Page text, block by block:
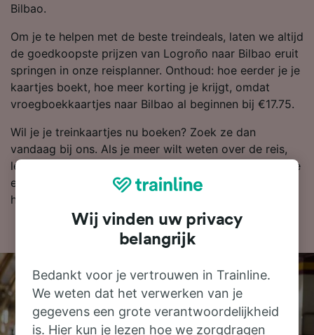
Bilbao.
Om je te helpen met de beste treindeals, laten we altijd
de goedkoopste prijzen van Logroño naar Bilbao eruit
springen in onze reisplanner. Onthoud: hoe eerder je je
kaartjes boekt, hoe meer korting je krijgt, omdat
vroegboekkaartjes naar Bilbao al beginnen bij €17.75.
Wil je je treinkaartjes nu boeken? Zoek ze dan
vandaag bij ons. Als je meer wilt weten over de reis,
lees dan verder voor dienstregelingen (zoals de eerste
en laatste treinen), veelgestelde vragen en tips voor
het boeken van goedkope treinkaartjes.
Wij vinden uw privacy
belangrijk
Bedankt voor je vertrouwen in Trainline.
We weten dat het verwerken van je
gegevens een grote verantwoordelijkheid
is. Hier kun je lezen hoe we zorgdragen